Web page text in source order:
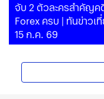
จับ 2 ตัวละครสำคัญค
Forex ครบ | ทันข่าวเ
15 ก.ค. 69